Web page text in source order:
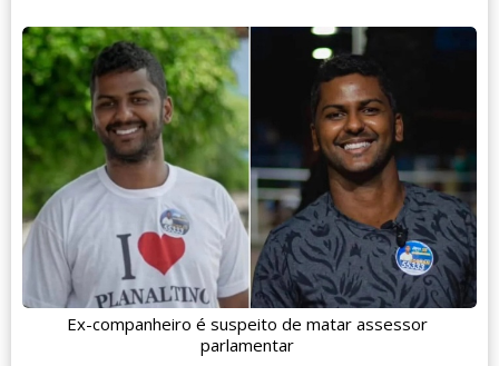
Ex-companheiro é suspeito de matar assessor
parlamentar